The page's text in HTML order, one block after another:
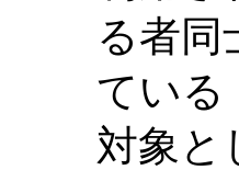
る者同
ている
対象と